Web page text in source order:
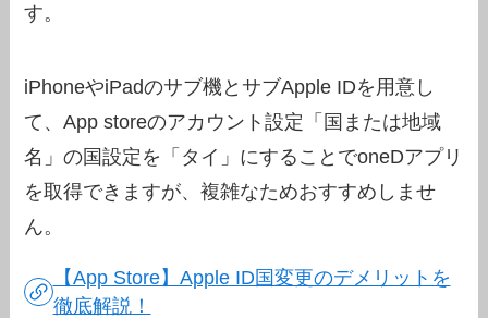
す。
iPhoneやiPadのサブ機とサブApple IDを用意し
て、App storeのアカウント設定「国または地域
名」の国設定を「タイ」にすることでoneDアプリ
を取得できますが、複雑なためおすすめしませ
ん。
【App Store】Apple ID国変更のデメリットを
徹底解説！